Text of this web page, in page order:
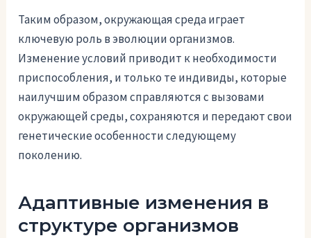
Таким образом, окружающая среда играет
ключевую роль в эволюции организмов.
Изменение условий приводит к необходимости
приспособления, и только те индивиды, которые
наилучшим образом справляются с вызовами
окружающей среды, сохраняются и передают свои
генетические особенности следующему
поколению.
Адаптивные изменения в
структуре организмов